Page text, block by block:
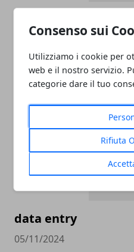
Consenso sui
Utilizziamo i cookie per
web e il nostro servizio.
categorie dare il tuo
Rifiuta
ABBIGLIAMENTO
CATEGORIE
ROMANO
05/11/2024
data entry
05/11/2024